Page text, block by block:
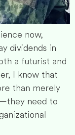
now,
dividends in
a futurist and
I know that
than merely
need to